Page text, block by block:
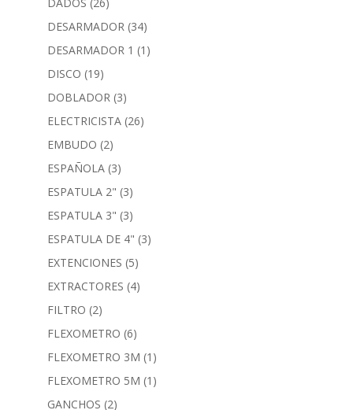
DESARMADOR (34)
DESARMADOR 1 (1)
DISCO (19)
DOBLADOR (3)
ELECTRICISTA (26)
EMBUDO (2)
ESPAÑOLA (3)
ESPATULA 2" (3)
ESPATULA 3" (3)
ESPATULA DE 4" (3)
EXTENCIONES (5)
EXTRACTORES (4)
FILTRO (2)
FLEXOMETRO (6)
FLEXOMETRO 3M (1)
FLEXOMETRO 5M (1)
GANCHOS (2)